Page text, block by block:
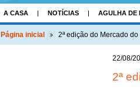
A CASA NOTÍCIAS AGULHA DE
Página inicial 2ª edição do Mercado
22/08/
2ª